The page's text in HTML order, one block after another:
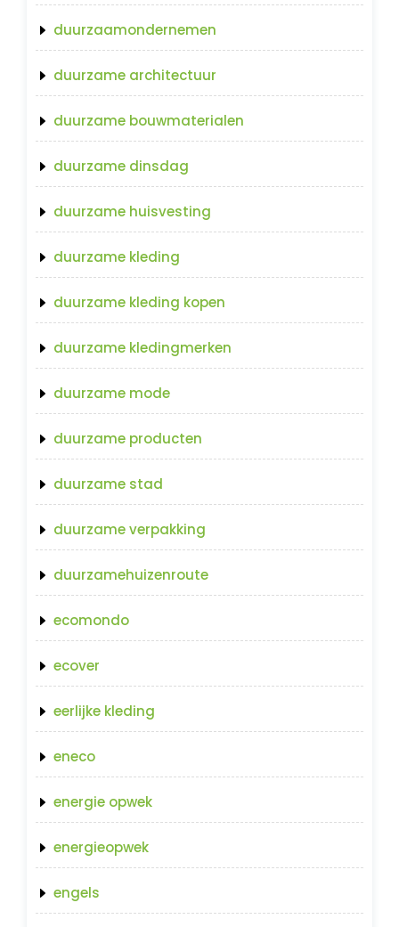
duurzaamondernemen
duurzame architectuur
duurzame bouwmaterialen
duurzame dinsdag
duurzame huisvesting
duurzame kleding
duurzame kleding kopen
duurzame kledingmerken
duurzame mode
duurzame producten
duurzame stad
duurzame verpakking
duurzamehuizenroute
ecomondo
ecover
eerlijke kleding
eneco
energie opwek
energieopwek
engels